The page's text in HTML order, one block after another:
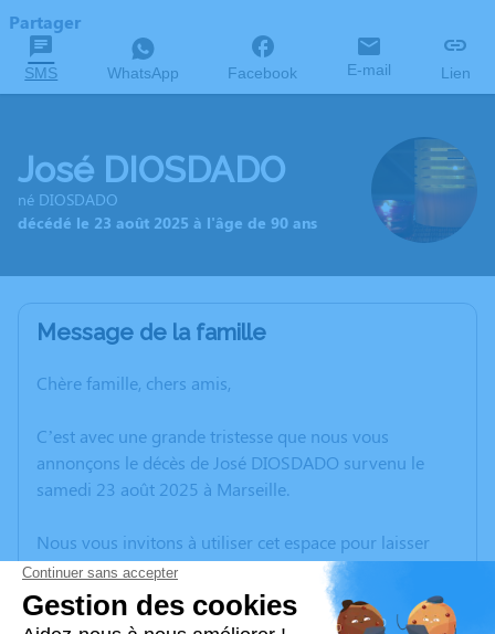
Partager
SMS WhatsApp Facebook E-mail Lien
José DIOSDADO
né DIOSDADO
décédé le 23 août 2025 à l'âge de 90 ans
Message de la famille
Chère famille, chers amis,
C’est avec une grande tristesse que nous vous
annonçons le décès de José DIOSDADO survenu le
samedi 23 août 2025 à Marseille.
Nous vous invitons à utiliser cet espace pour laisser
vos condoléances, partager des photos souvenirs, une
anecdote ou exprimer vos pensées à travers des
poèmes ou des textes. Cet endroit est un lieu